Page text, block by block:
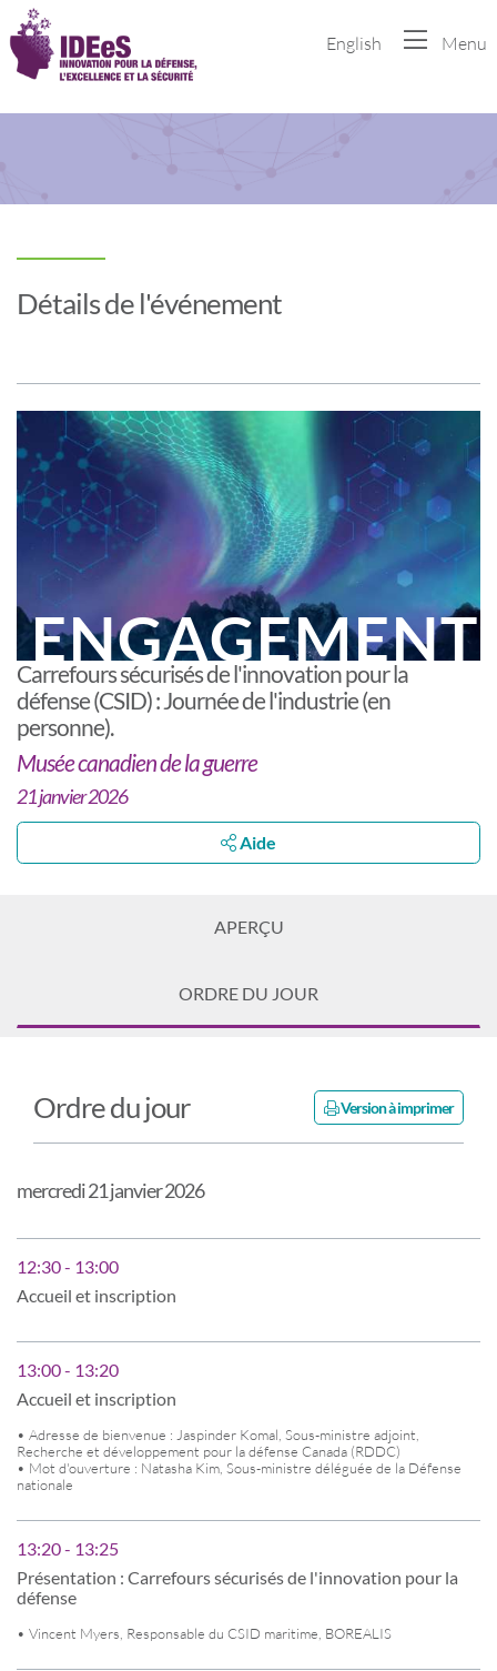
English Menu
Détails de l'événement
ENGAGEMENT
Carrefours sécurisés de l'innovation pour la
défense (CSID) : Journée de l'industrie (en
personne).
Musée canadien de la guerre
21 janvier 2026
Aide
APERÇU
ORDRE DU JOUR
Ordre du jour Version à imprimer
mercredi 21 janvier 2026
12:30 - 13:00
Accueil et inscription
13:00 - 13:20
Accueil et inscription
• Adresse de bienvenue : Jaspinder Komal, Sous-ministre adjoint,
Recherche et développement pour la défense Canada (RDDC)
• Mot d'ouverture : Natasha Kim, Sous-ministre déléguée de la Défense
nationale
13:20 - 13:25
Présentation : Carrefours sécurisés de l'innovation pour la
défense
• Vincent Myers, Responsable du CSID maritime, BOREALIS